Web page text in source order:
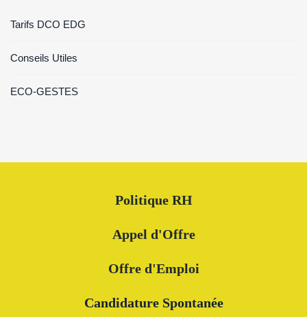
Tarifs DCO EDG
Conseils Utiles
ECO-GESTES
Politique RH
Appel d'Offre
Offre d'Emploi
Candidature Spontanée